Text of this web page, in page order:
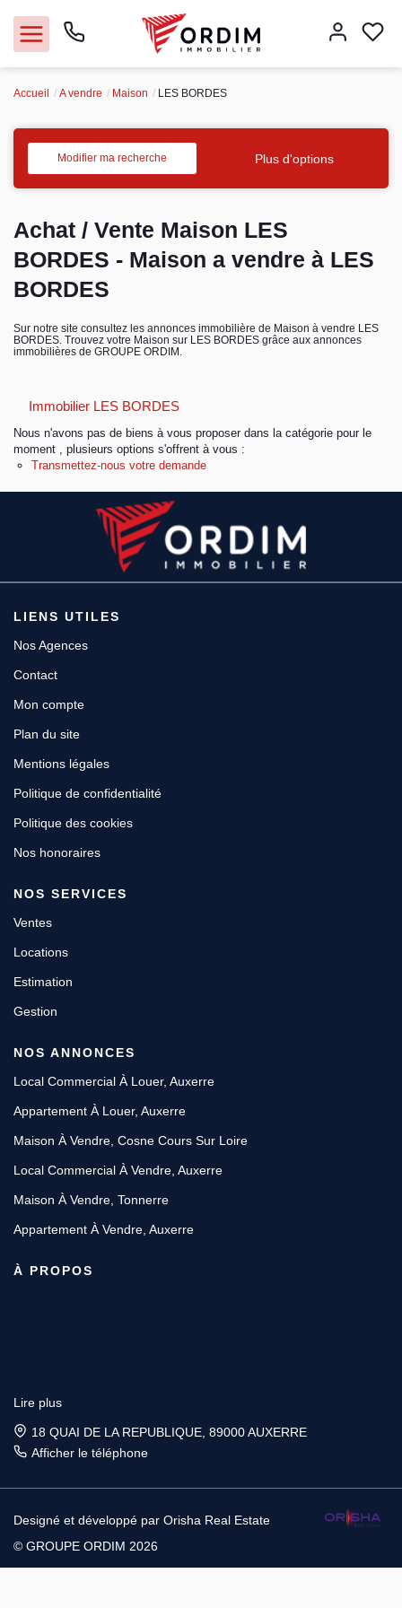
Acheter
Vendre
Immobilier pro
Faire gérer
Syndic
Espace client
Accueil A vendre Maison LES BORDES
Modifier ma recherche Plus d'options
Achat / Vente Maison LES
BORDES - Maison a vendre à LES
BORDES
Sur notre site consultez les annonces immobilière de Maison à vendre LES
BORDES. Trouvez votre Maison sur LES BORDES grâce aux annonces
immobilières de GROUPE ORDIM.
Immobilier LES BORDES
Nous n'avons pas de biens à vous proposer dans la catégorie pour le
moment , plusieurs options s'offrent à vous :
Transmettez-nous votre demande
LIENS UTILES
Nos Agences
Contact
Mon compte
Plan du site
Mentions légales
Politique de confidentialité
Politique des cookies
Nos honoraires
NOS SERVICES
Ventes
Locations
Estimation
Gestion
NOS ANNONCES
Local Commercial À Louer, Auxerre
Appartement À Louer, Auxerre
Maison À Vendre, Cosne Cours Sur Loire
Local Commercial À Vendre, Auxerre
Maison À Vendre, Tonnerre
Appartement À Vendre, Auxerre
À PROPOS
Lire plus
18 QUAI DE LA REPUBLIQUE, 89000 AUXERRE
Afficher le téléphone
Designé et développé par Orisha Real Estate
© GROUPE ORDIM 2026